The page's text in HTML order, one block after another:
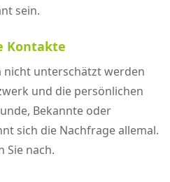
sein.
Kontakte
nicht unterschätzt werden
und die persönlichen
Bekannte oder
sich die Nachfrage allemal.
Sie nach.